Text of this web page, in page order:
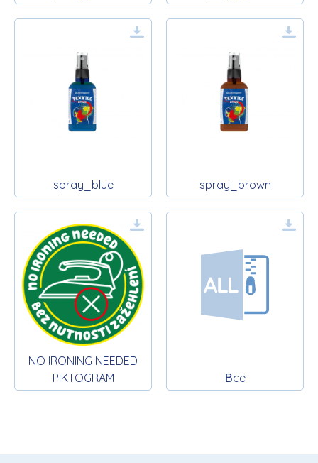
spray_blue spray_brown
NO IRONING NEEDED
PIKTOGRAM
Вce